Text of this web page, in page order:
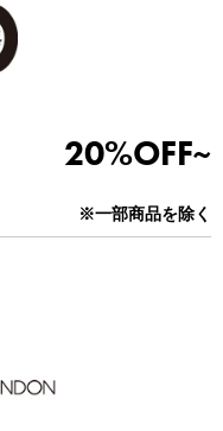
20%OFF~
※一部商品を除く